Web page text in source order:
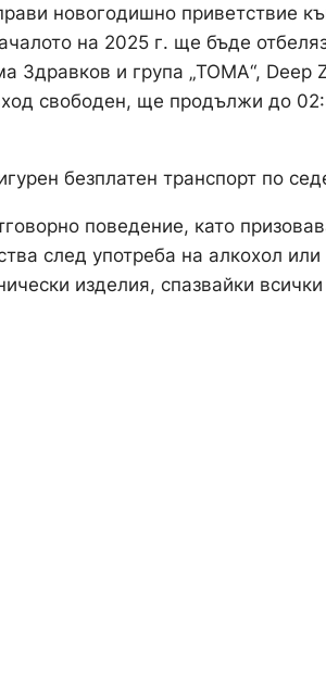
новогодишно приветствие
на 2025 г. ще бъде
Здравков и група „ТОМА“, Deep
свободен, ще продължи до
безплатен транспорт по
поведение, като
след употреба на алкохол
изделия, спазвайки